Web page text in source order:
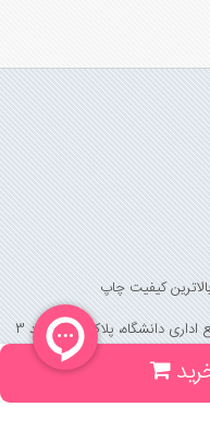
کیفیت چاپ
پلاک 158 واحد 3
(جهت خرید حضوری، تلفنی ، پیگیری سفارشات سایت با شماره تلفن 02166175070